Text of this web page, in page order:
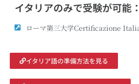
イタリアのみで受験が可能：
ローマ第三大学Certificazione
イタリア語の準備方法を見る